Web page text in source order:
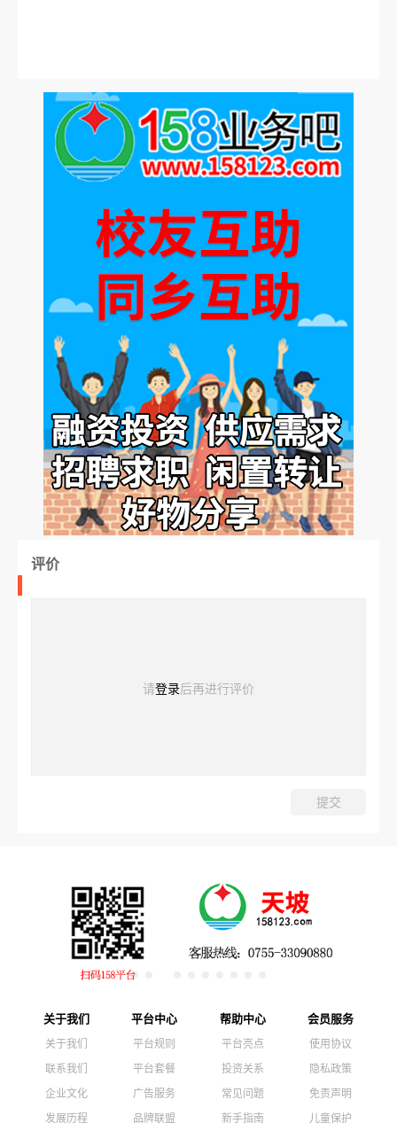
评价
请登录后再进行评价
关于我们
关于我们
联系我们
企业文化
发展历程
平台中心
平台规则
平台套餐
广告服务
品牌联盟
帮助中心
平台亮点
投资关系
常见问题
新手指南
会员服务
使用协议
隐私政策
免责声明
儿童保护